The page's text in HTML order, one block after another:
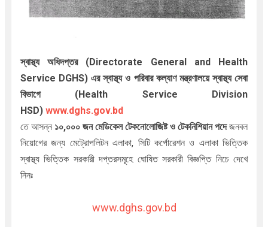
স্বাস্থ্য অধিদপ্তর (Directorate General and Health
Service DGHS) এর স্বাস্থ্য ও পরিবার কল্যাণ মন্ত্রণালয়েস্বাস্থ্য সেবা
বিভাগে (Health Service Division
HSD)www.dghs.gov.bd
তে আসন্ন ১০,০০০ জন মেডিকেল টেকনোলোজিষ্ট ও টেকনিশিয়ান পদেজনবল
নিয়োগের জন্য মেট্রোপলিটন এলাকা, সিটি কর্পোরেশন ও এলাকা ভিত্তিক
স্বাস্থ্য ভিত্তিক সরকারী দপ্তরসমূহে ঘোষিত সরকারী বিজ্ঞপ্তি নিচে দেখে
নিনঃ
www.dghs.gov.bd